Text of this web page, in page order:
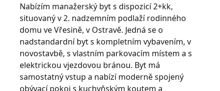
Nabízím manažerský byt s dispozicí 2+kk,
situovaný v 2. nadzemním podlaží rodinného
domu ve Vřesině, v Ostravě. Jedná se o
nadstandardní byt s kompletním vybavením, v
novostavbě, s vlastním parkovacím místem a s
elektrickou vjezdovou bránou. Byt má
samostatný vstup a nabízí moderně spojený
obývací pokoj s kuchyňským koutem a